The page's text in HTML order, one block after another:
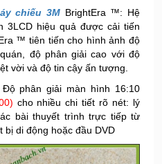
chiếu 3M BrightEra ™: Hệ
3LCD hiệu quả được cải tiến
™ tiên tiến cho hình ảnh độ
độ phân giải cao với độ
vời và độ tin cậy ấn tượng.
phân giải màn hình 16:10
cho nhiều chi tiết rõ nét: lý
bài thuyết trình trực tiếp từ
bị di động hoặc đầu DVD